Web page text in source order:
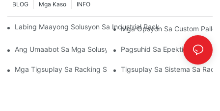
INFO
Mga Kaso
BLOG
Labing Maayong Solusyon Sa Industrial Racking Para Sa
Mga Opsyon Sa Custom
Ang Umaabot Sa Mga Solusyon Sa Pallet Rack: Mga Uso Ug
Pagsuhid Sa Epektibong Mga
Mga Tigsuplay Sa Racking Sa Bodega: Unsay Pangitaon
Tigsuplay Sa Sistema Sa